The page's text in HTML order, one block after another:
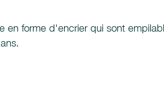
forme d'encrier qui sont